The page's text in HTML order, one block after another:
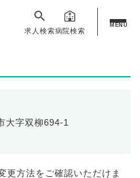
求人検索病院検索
MENU
大字双柳694-1
更方法をご確認いただけま